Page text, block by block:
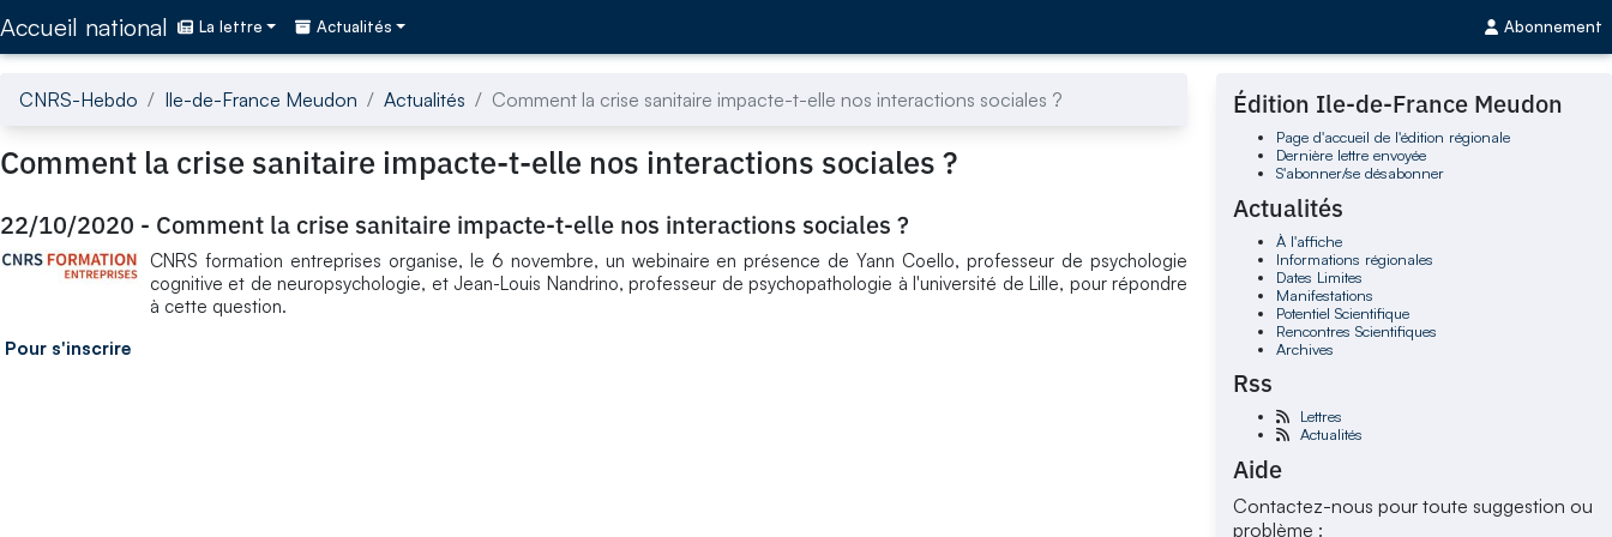
Accueil national La lettre Actualités Abonnement
CNRS-Hebdo Ile-de-France Meudon Actualités Comment la crise sanitaire impacte-t-elle nos interactions sociales ?
Comment la crise sanitaire impacte-t-elle nos interactions sociales ?
22/10/2020 - Comment la crise sanitaire impacte-t-elle nos interactions sociales ?
CNRS formation entreprises organise, le 6 novembre, un webinaire en présence de Yann Coello, professeur de psychologie
cognitive et de neuropsychologie, et Jean-Louis Nandrino, professeur de psychopathologie à l'université de Lille, pour répondre
à cette question.
Pour s'inscrire
Édition Ile-de-France Meudon
Page d'accueil de l'édition régionale
Dernière lettre envoyée
S'abonner/se désabonner
Actualités
À l'affiche
Informations régionales
Dates Limites
Manifestations
Potentiel Scientifique
Rencontres Scientifiques
Archives
Rss
Lettres
Actualités
Aide
Contactez-nous pour toute suggestion ou
problème :